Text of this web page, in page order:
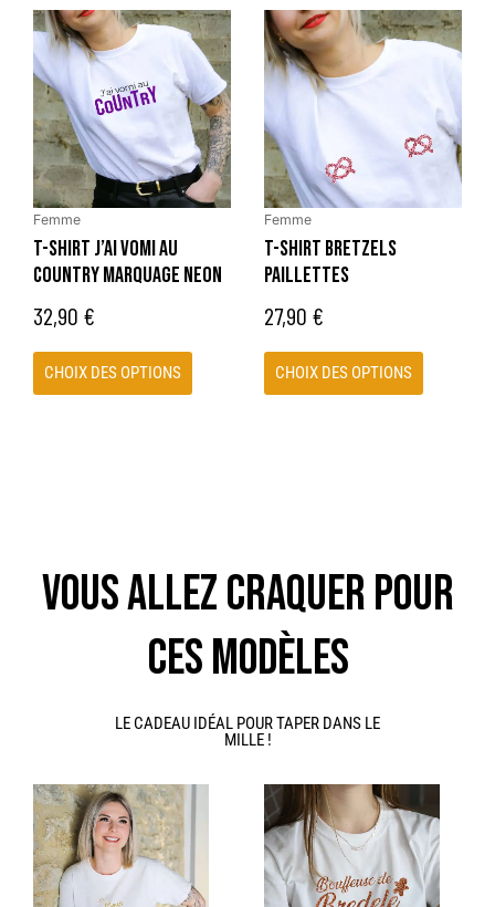
Femme
T-SHIRT J’AI VOMI AU
COUNTRY MARQUAGE NEON
32,90 €
CHOIX DES OPTIONS
Ce
produit
a
plusieurs
variations.
Les
options
peuvent
être
choisies
sur
page
du
produit
Femme
T-SHIRT BRETZELS
PAILLETTES
27,90 €
CHOIX DES OPTIONS
Ce
produit
a
plusieurs
variations.
Les
options
peuvent
être
choisies
sur
page
du
produit
VOUS ALLEZ CRAQUER POUR
CES MODÈLES
LE CADEAU IDÉAL POUR TAPER DANS LE
MILLE !
Ce
produit
a
plusieurs
variations.
Ce
produit
a
plusieurs
variations.